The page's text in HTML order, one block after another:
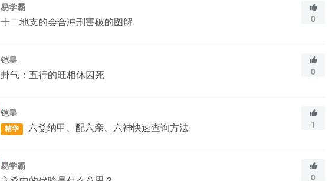
易学霸
0
十二地支的会合冲刑害破的图解
铠皇
0
卦气：五行的旺相休囚死
铠皇
1
精华 六爻纳甲、配六亲、六神快速查询方法
易学霸
0